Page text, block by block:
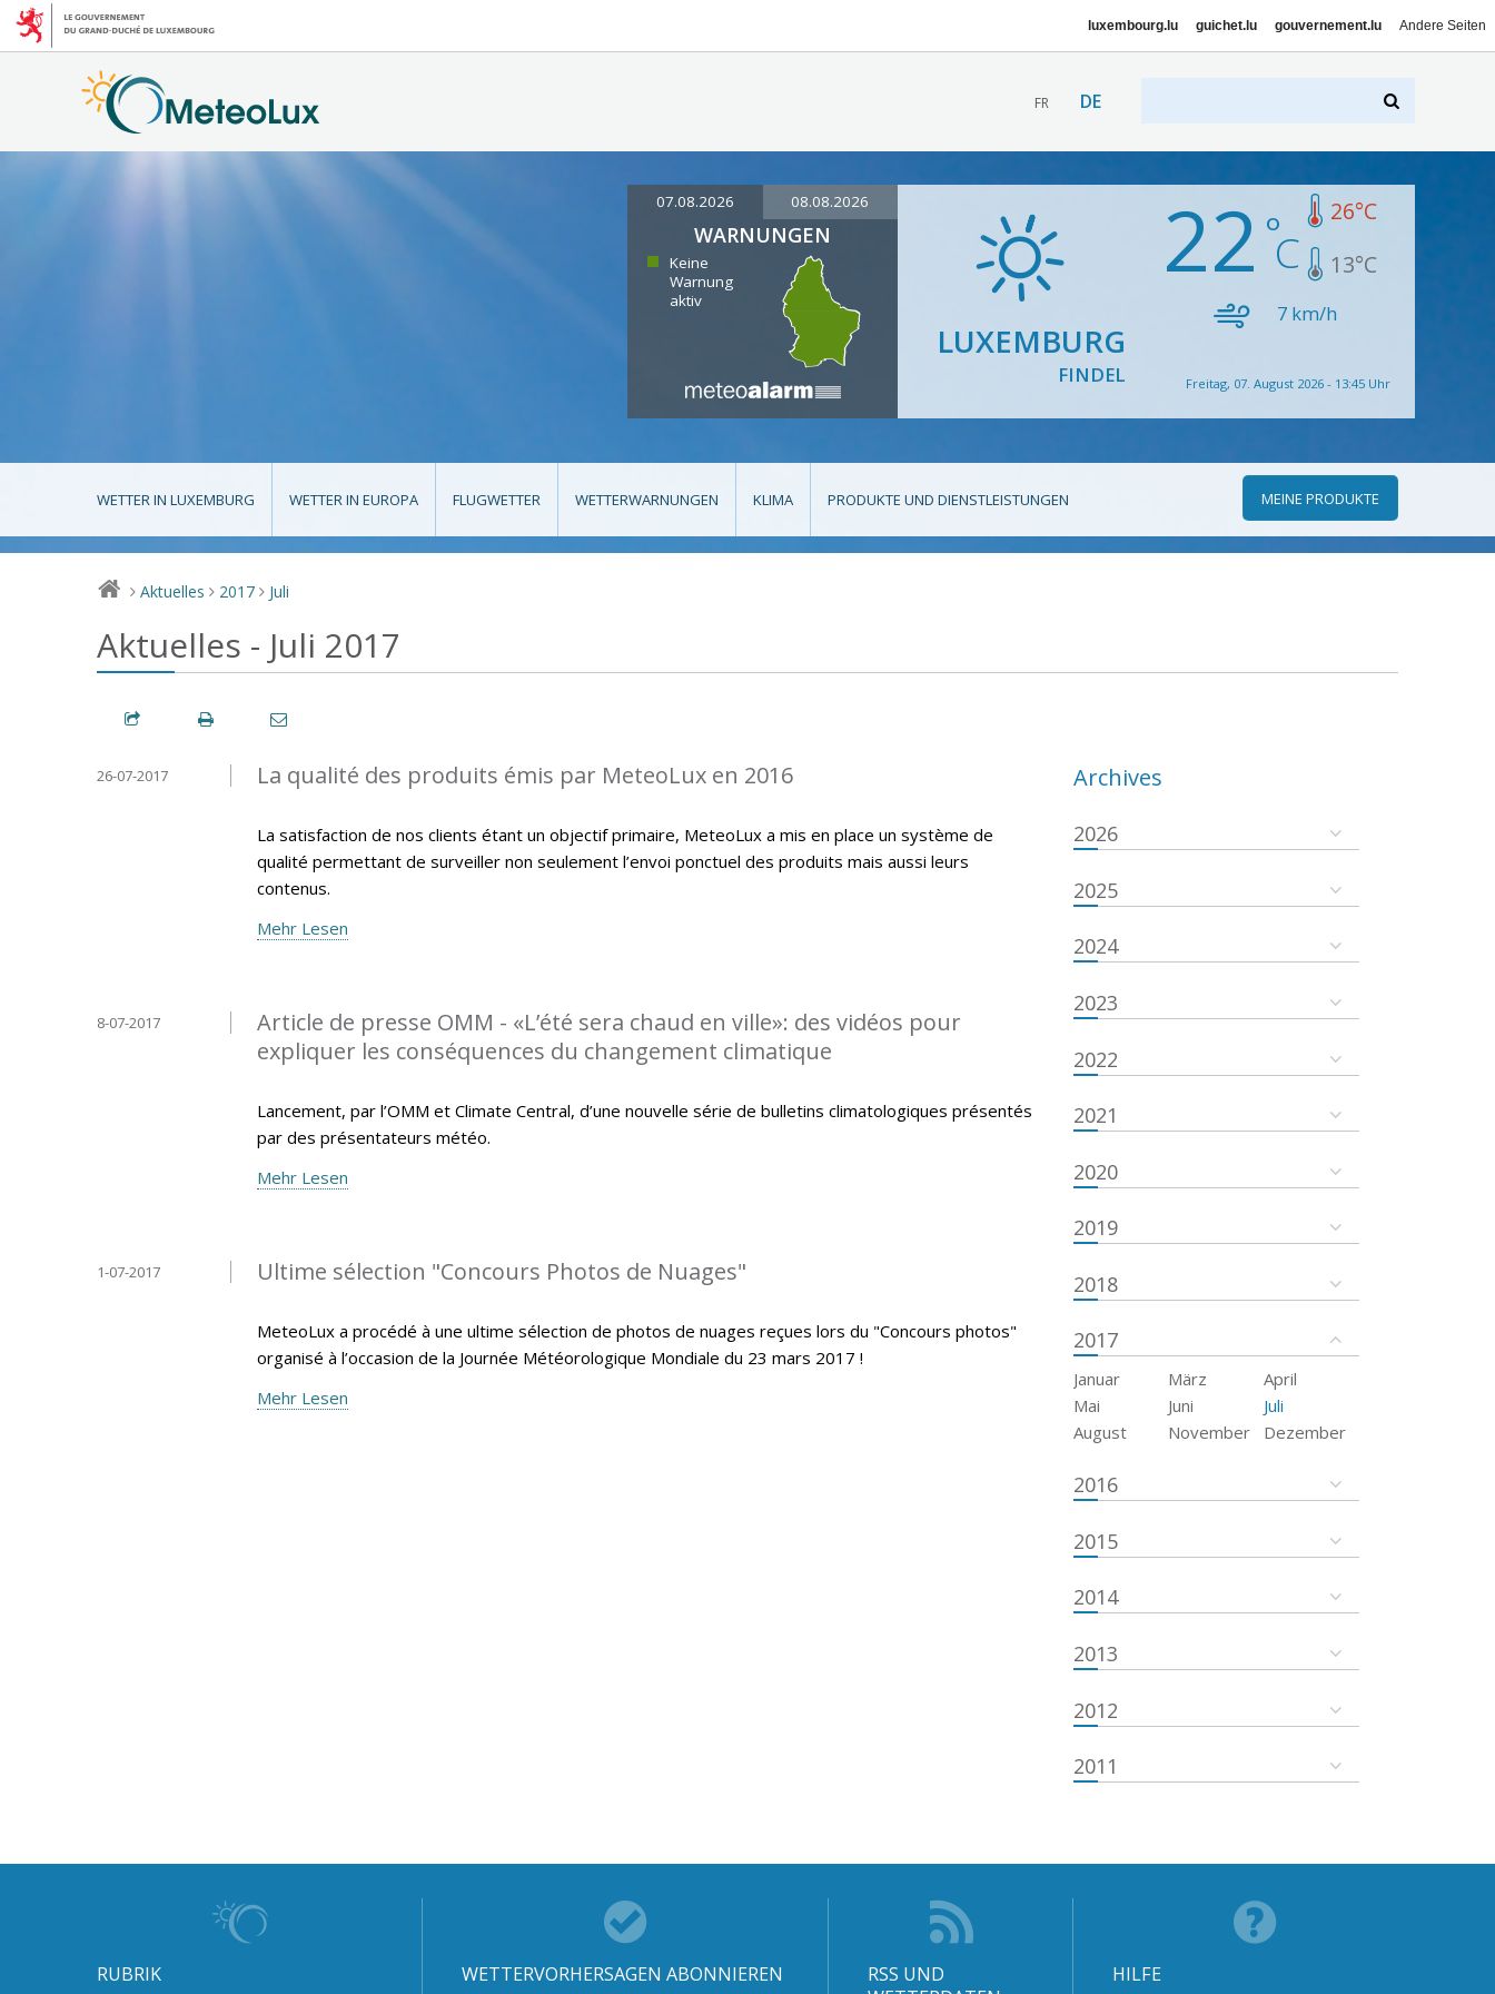
luxembourg.lu guichet.lu gouvernement.lu Andere Seiten
FR DE
07.08.2026 08.08.2026
WARNUNGEN
Keine
Warnung
aktiv
LUXEMBURG
FINDEL
22 26°C
13°C
7 km/h
Freitag, 07. August 2026 - 13:45 Uhr
WETTER IN LUXEMBURG WETTER IN EUROPA FLUGWETTER WETTERWARNUNGEN KLIMA PRODUKTE UND DIENSTLEISTUNGEN MEINE PRODUKTE
> Aktuelles > 2017 > Juli
Aktuelles - Juli 2017
La qualité des produits émis par MeteoLux en 2016
26-07-2017
La satisfaction de nos clients étant un objectif primaire, MeteoLux a mis en place un système de
qualité permettant de surveiller non seulement l’envoi ponctuel des produits mais aussi leurs
contenus.
Mehr Lesen
Article de presse OMM - «L’été sera chaud en ville»: des vidéos pour
expliquer les conséquences du changement climatique
8-07-2017
Lancement, par l’OMM et Climate Central, d’une nouvelle série de bulletins climatologiques présentés
par des présentateurs météo.
Mehr Lesen
Ultime sélection "Concours Photos de Nuages"
1-07-2017
MeteoLux a procédé à une ultime sélection de photos de nuages reçues lors du "Concours photos"
organisé à l’occasion de la Journée Météorologique Mondiale du 23 mars 2017 !
Mehr Lesen
Archives
2026
2025
2024
2023
2022
2021
2020
2019
2018
2017
Januar März
April
Mai
Juni
Juli
August
November Dezember
2016
2015
2014
2013
2012
2011
RUBRIK WETTERVORHERSAGEN ABONNIEREN
RSS UND
HILFE